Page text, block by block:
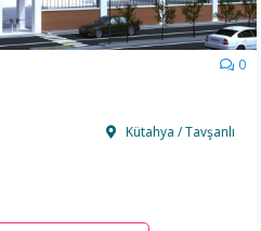
0
Kütahya / Tavşanlı